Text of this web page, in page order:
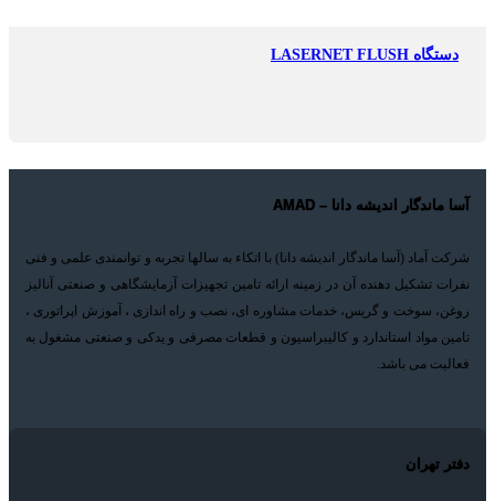
دستگاه LASERNET FLUSH
آسا ماندگار اندیشه دانا – AMAD
شرکت آماد (آسا ماندگار اندیشه دانا) با اتکاء به سالها تجربه و توانمندی علمی و فنی
نفرات تشکیل دهنده آن در زمینه ارائه تامین تجهیزات آزمایشگاهی و صنعتی آنالیز
روغن، سوخت و گریس، خدمات مشاوره ای، نصب و راه اندازی ، آموزش اپراتوری ،
تامین مواد استاندارد و کالیبراسیون و قطعات مصرفی و یدکی و صنعتی مشغول به
فعالیت می باشد.
دفتر تهران